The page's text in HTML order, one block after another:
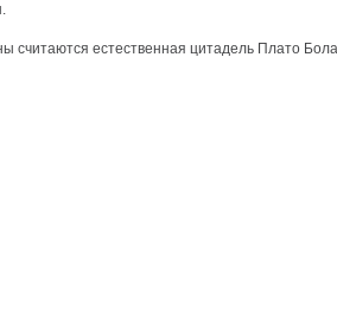
считаются естественная цитадель Плато